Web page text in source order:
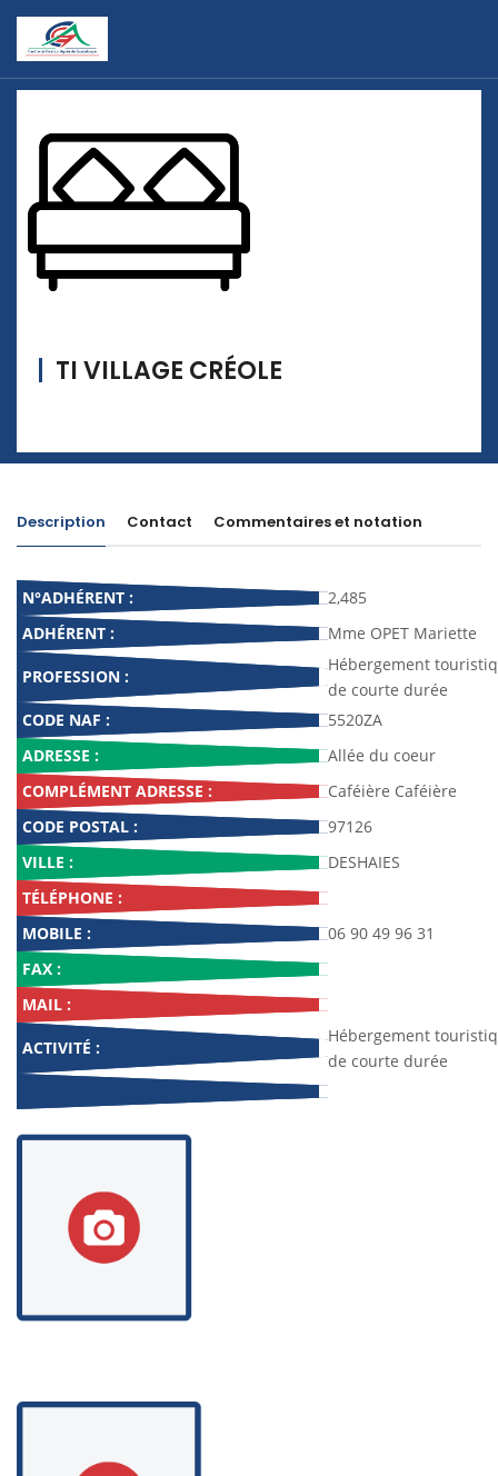
TI VILLAGE CRÉOLE
Description Contact Commentaires et notation
N°ADHÉRENT :
2,485
ADHÉRENT :
Mme OPET Mariette
PROFESSION :
Hébergement
de courte durée
CODE NAF :
5520ZA
ADRESSE :
Allée du coeur
COMPLÉMENT ADRESSE :
Caféière Caféière
CODE POSTAL :
97126
VILLE :
DESHAIES
TÉLÉPHONE :
MOBILE :
06 90 49 96 31
FAX :
MAIL :
ACTIVITÉ :
Hébergement
de courte durée